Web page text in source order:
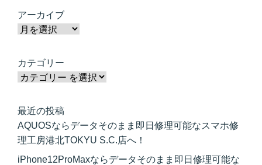
アーカイブ
カテゴリー
最近の投稿
AQUOSならデータそのまま即日修理可能なスマホ修
理工房港北TOKYU S.C.店へ！
iPhone12ProMaxならデータそのまま即日修理可能な